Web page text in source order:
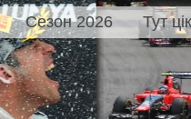
Сезон 2026 Тут